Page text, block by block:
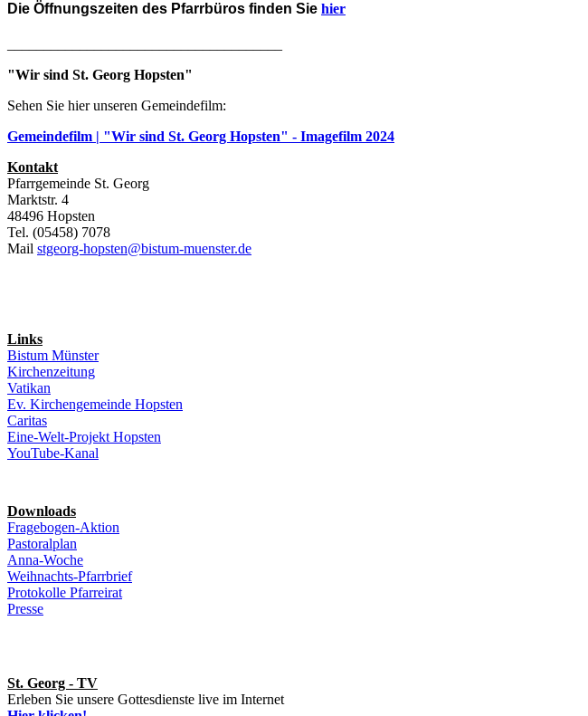
Die Öffnungszeiten des Pfarrbüros finden Sie hier
"Wir sind St. Georg Hopsten"
Sehen Sie hier unseren Gemeindefilm:
Gemeindefilm | "Wir sind St. Georg Hopsten" - Imagefilm 2024
Kontakt
Pfarrgemeinde St. Georg
Marktstr. 4
48496 Hopsten
Tel. (05458) 7078
Mail stgeorg-hopsten@bistum-muenster.de
Links
Bistum Münster
Kirchenzeitung
Vatikan
Ev. Kirchengemeinde Hopsten
Caritas
Eine-Welt-Projekt Hopsten
YouTube-Kanal
Downloads
Fragebogen-Aktion
Pastoralplan
Anna-Woche
Weihnachts-Pfarrbrief
Protokolle Pfarreirat
Presse
St. Georg - TV
Erleben Sie unsere Gottesdienste live im Internet